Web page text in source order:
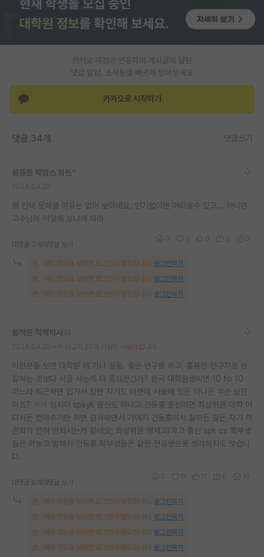
카카오 계정과 연동하여 게시글에 달린
댓글 알람, 소식등을 빠르게 받아보세요
카카오로 시작하기
댓글 34개 댓글쓰기
옹졸한 제임스 와트
뭐 컨택 못해볼 이유는 없어 보이네요. 인기랩이면 어려울수 있고... 아니면
교수님이 어떻게 보냐에 따라
대댓글 3개 대댓글 쓰기
해당 댓글을 보려면 로그인이 필요합니다. 로그인하기
해당 댓글을 보려면 로그인이 필요합니다. 로그인하기
해당 댓글을 보려면 로그인이 필요합니다. 로그인하기
울적한 척척박사
누적 신고가 20개 이상인 사용자입니다.
이런분들 보면 대학원 왜 가나 싶음. 좋은 연구를 하고, 훌륭한 연구자로 성
장하는 것보다 서울 사는게 더 중요한건가? 한국 대학원생이면 10 to 10
하느라 퇴근하면 집가서 잠만 자기도 바쁜데 서울에 있든 아니든 무슨 상관
이죠? ㅋㅋ 심지어 spkyk 출신도 하니고 건동홍 출신이면 최상위권 대학 어
디서든 받아주기만 하면 감사하면서 가야지 건동홍이서 잘하든 말든 자기 객
관화가 전혀 안되시는거 같네요; 최상위권 영재고/과고 출신 spk cs 학부생
들은 까놓고 말해서 건동홍 학부생들은 같은 전공생으로 생각하지도 않습니
다.
대댓글 6개 대댓글 쓰기
해당 댓글을 보려면 로그인이 필요합니다. 로그인하기
해당 댓글을 보려면 로그인이 필요합니다. 로그인하기
해당 댓글을 보려면 로그인이 필요합니다. 로그인하기
해당 댓글을 보려면 로그인이 필요합니다. 로그인하기